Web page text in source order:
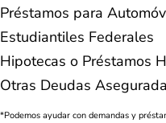
Préstamos para
Estudiantiles Federales
Hipotecas o Préstamos
Otras Deudas
*Podemos ayudar con demandas y